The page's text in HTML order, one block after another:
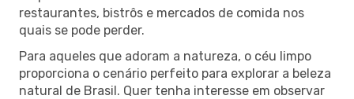
restaurantes, bistrôs e mercados de comida nos
quais se pode perder.
Para aqueles que adoram a natureza, o céu limpo
proporciona o cenário perfeito para explorar a beleza
natural de Brasil. Quer tenha interesse em observar